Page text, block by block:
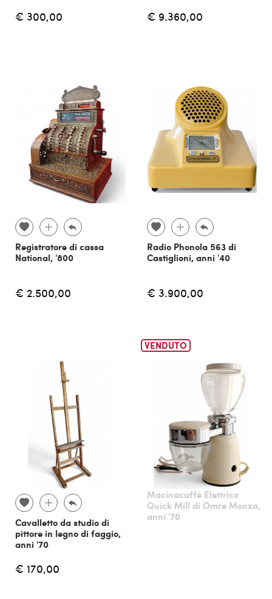
€ 300,00 € 9.360,00
Registratore di cassa
National, '800
€ 2.500,00
Radio Phonola 563 di
Castiglioni, anni '40
€ 3.900,00
Cavalletto da studio di
pittore in legno di faggio,
anni '70
€ 170,00
VENDUTO
Macinacaffè Elettrico
Quick Mill di Omre Monza,
anni '70